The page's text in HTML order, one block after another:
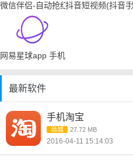
微信伴侣-自动抢红包抖音短视频(抖音
网易星球app 手机下载
最新软件
手机淘宝
商城 27.72 MB
2016-04-11 15:14:03